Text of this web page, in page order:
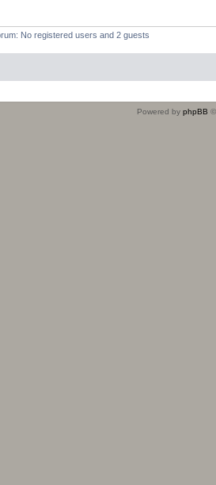
No registered users and 2 guests
Powered by phpBB